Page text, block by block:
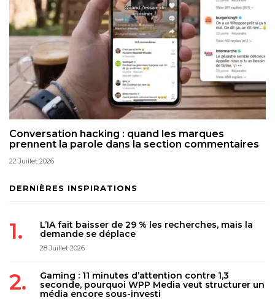
Conversation hacking : quand les marques
prennent la parole dans la section commentaires
22 Juillet 2026
DERNIÈRES INSPIRATIONS
L’IA fait baisser de 29 % les recherches, mais la
demande se déplace
28 Juillet 2026
Gaming : 11 minutes d’attention contre 1,3
seconde, pourquoi WPP Media veut structurer un
média encore sous-investi